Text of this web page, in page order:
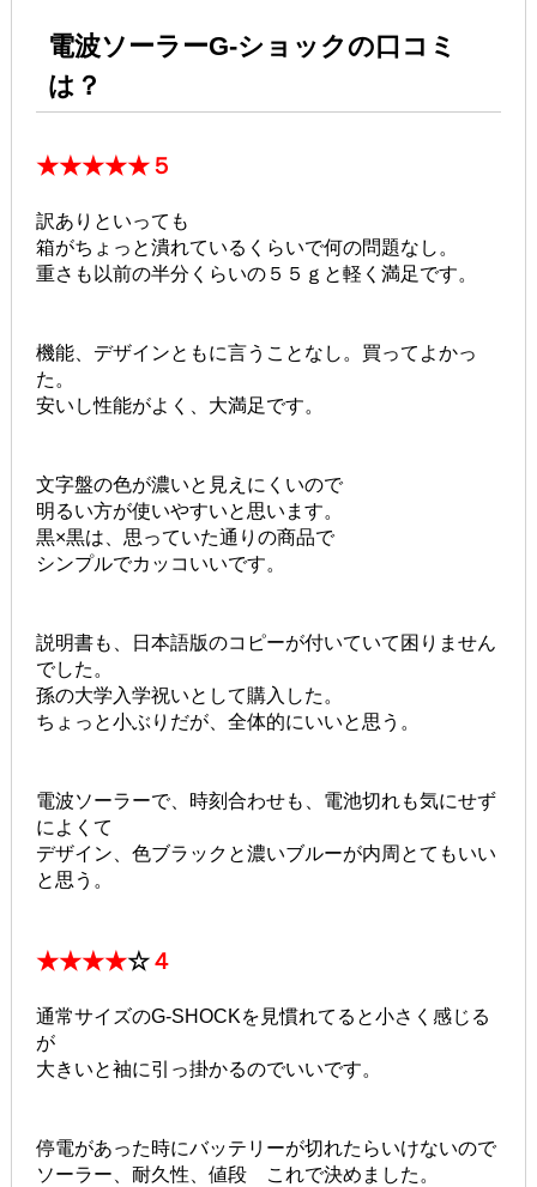
電波ソーラーG-ショックの口コミ
は？
★★★★★５
訳ありといっても
箱がちょっと潰れているくらいで何の問題なし。
重さも以前の半分くらいの５５ｇと軽く満足です。
機能、デザインともに言うことなし。買ってよかっ
た。
安いし性能がよく、大満足です。
文字盤の色が濃いと見えにくいので
明るい方が使いやすいと思います。
黒×黒は、思っていた通りの商品で
シンプルでカッコいいです。
説明書も、日本語版のコピーが付いていて困りません
でした。
孫の大学入学祝いとして購入した。
ちょっと小ぶりだが、全体的にいいと思う。
電波ソーラーで、時刻合わせも、電池切れも気にせず
によくて
デザイン、色ブラックと濃いブルーが内周とてもいい
と思う。
★★★★☆４
通常サイズのG-SHOCKを見慣れてると小さく感じる
が
大きいと袖に引っ掛かるのでいいです。
停電があった時にバッテリーが切れたらいけないので
ソーラー、耐久性、値段 これで決めました。